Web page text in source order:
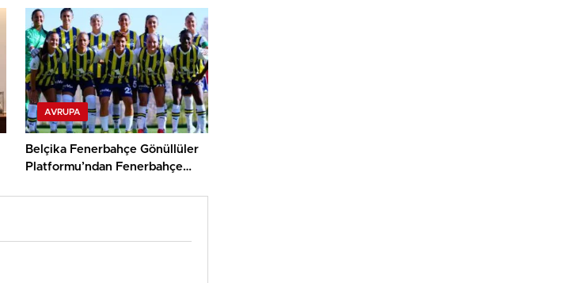
AVRUPA
Belçika Fenerbahçe Gönüllüler
Platformu’ndan Fenerbahçe